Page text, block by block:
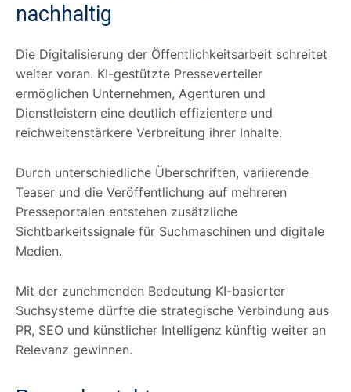
nachhaltig
Die Digitalisierung der Öffentlichkeitsarbeit schreitet
weiter voran. KI-gestützte Presseverteiler
ermöglichen Unternehmen, Agenturen und
Dienstleistern eine deutlich effizientere und
reichweitenstärkere Verbreitung ihrer Inhalte.
Durch unterschiedliche Überschriften, variierende
Teaser und die Veröffentlichung auf mehreren
Presseportalen entstehen zusätzliche
Sichtbarkeitssignale für Suchmaschinen und digitale
Medien.
Mit der zunehmenden Bedeutung KI-basierter
Suchsysteme dürfte die strategische Verbindung aus
PR, SEO und künstlicher Intelligenz künftig weiter an
Relevanz gewinnen.